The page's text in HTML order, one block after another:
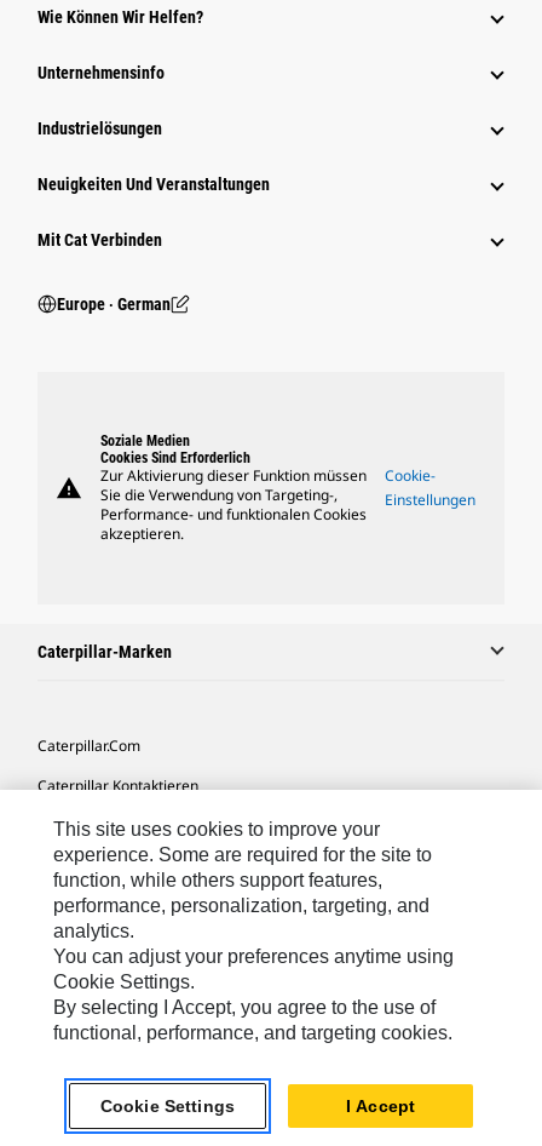
Wie Können Wir Helfen?
Unternehmensinfo
Industrielösungen
Neuigkeiten Und Veranstaltungen
Mit Cat Verbinden
Europe ‧ German
warning
Soziale Medien
Cookies Sind Erforderlich
Zur Aktivierung dieser Funktion müssen
Sie die Verwendung von Targeting-,
Performance- und funktionalen Cookies
akzeptieren.
Cookie-
Einstellungen
Caterpillar-Marken
Caterpillar.com
Caterpillar Kontaktieren
Meine Marketing-Präferenzen
Seitenübersicht
Cookie Settings
Rechtliche Hinweise
Datenschutz
Europe-German© 2026 Caterpillar. Alle Rechte vorbehalten.
This site uses cookies to improve your
experience. Some are required for the site to
function, while others support features,
performance, personalization, targeting, and
analytics.
You can adjust your preferences anytime using
Cookie Settings.
By selecting I Accept, you agree to the use of
functional, performance, and targeting cookies.
Cookie Settings I Accept